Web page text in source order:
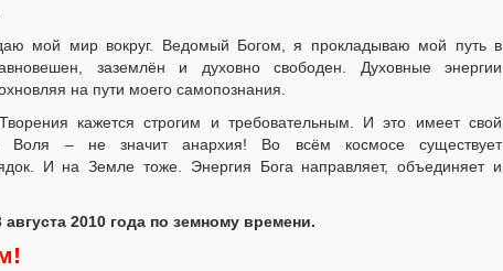
мой мир вокруг. Ведомый Богом, я прокладываю мой путь в
заземлён и духовно свободен. Духовные энергии
на пути моего самопознания.
кажется строгим и требовательным. И это имеет свой
Воля – не значит анархия! Во всём космосе существует
И на Земле тоже. Энергия Бога направляет, объединяет и
2010 года по земному времени.